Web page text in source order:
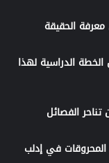
الحقيقة
الخطة الدراسية لهذا
الفصائل
المحروقات في إدلب